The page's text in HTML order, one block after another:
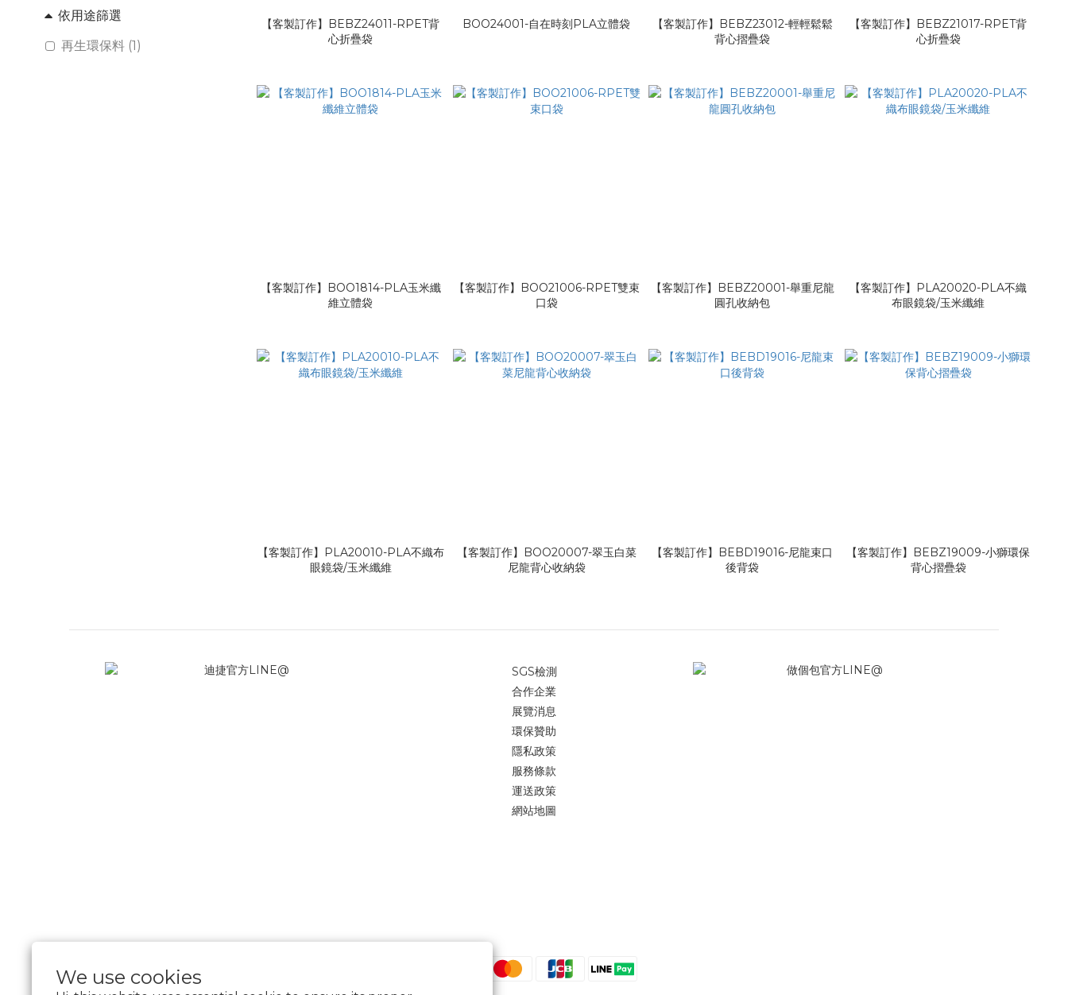
We use cookies
依用途篩選
再生環保料 (1)
【客製訂作】BEBZ24011-RPET背
心折疊袋
BOO24001-自在時刻PLA立體袋
【客製訂作】BEBZ23012-輕輕鬆鬆
背心摺疊袋
【客製訂作】BEBZ21017-RPET背
心折疊袋
【客製訂作】BOO1814-PLA玉米纖
維立體袋
【客製訂作】BOO21006-RPET雙束
口袋
【客製訂作】BEBZ20001-舉重尼龍
圓孔收納包
【客製訂作】PLA20020-PLA不織
布眼鏡袋/玉米纖維
【客製訂作】PLA20010-PLA不織布
眼鏡袋/玉米纖維
【客製訂作】BOO20007-翠玉白菜
尼龍背心收納袋
【客製訂作】BEBD19016-尼龍束口
後背袋
【客製訂作】BEBZ19009-小獅環保
背心摺疊袋
SGS檢測
合作企業
展覽消息
環保贊助
隱私政策
服務條款
運送政策
網站地圖